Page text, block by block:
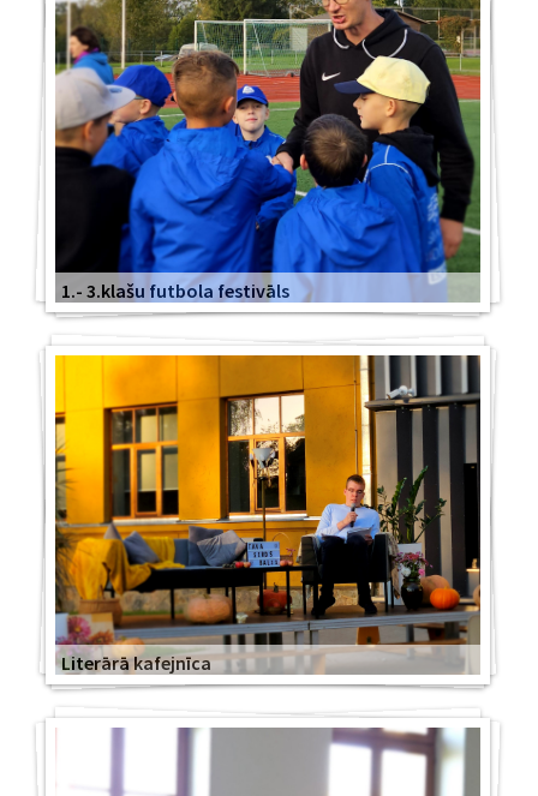
1.- 3.klašu futbola festivāls
Literārā kafejnīca